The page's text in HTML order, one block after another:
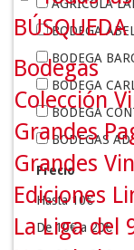
AGRÍCOLA
BODEGA
BODEGA
BODEGA
BODEGA
BODEGAS
BODEGAS
BODEGAS
BODEGAS
Precio
Hasta 10€
De 10€ a 20€
BÚSQUEDA
Bodegas
Colección
Grandes
Grandes
Ediciones
La Liga del